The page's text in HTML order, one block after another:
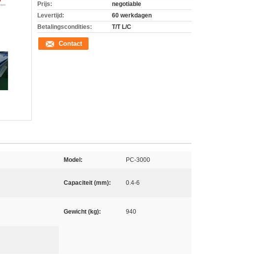
Prijs:
negotiable
Levertijd:
60 werkdagen
Betalingscondities:
T/T L/C
Contact
Model: PC-3000
Capaciteit (mm): 0.4-6
Gewicht (kg): 940